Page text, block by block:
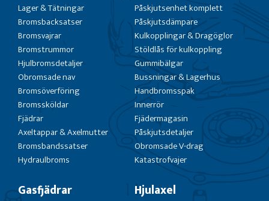
Lager & Tätningar
Bromsbacksatser
Bromsvajrar
Bromstrummor
Hjulbromsdetaljer
Obromsade nav
Bromsöverföring
Bromssköldar
Fjädrar
Axeltappar & Axelmutter
Bromsbandssatser
Hydraulbroms
Påskjutsenhet komplett
Påskjutsdämpare
Kulkopplingar & Dragöglor
Stöldlås för kulkoppling
Gummibälgar
Bussningar & Lagerhus
Handbromsspak
Innerrör
Fjädermagasin
Påskjutsdetaljer
Obromsade V-drag
Katastrofvajer
Gasfjädrar Hjulaxel